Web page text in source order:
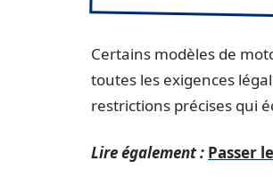
Certains modèles de
toutes les exigences
restrictions précises qui
Lire également : Passer